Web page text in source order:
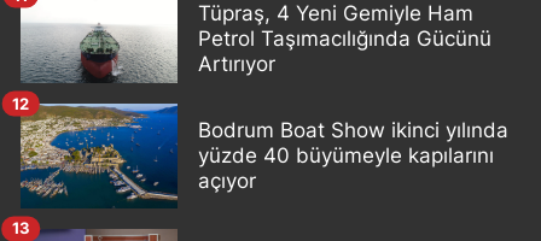
Tüpraş, 4 Yeni Gemiyle Ham
Petrol Taşımacılığında Gücünü
Artırıyor
Bodrum Boat Show ikinci yılında
yüzde 40 büyümeyle kapılarını
açıyor
12
13